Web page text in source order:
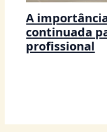
A
continuada
profissional